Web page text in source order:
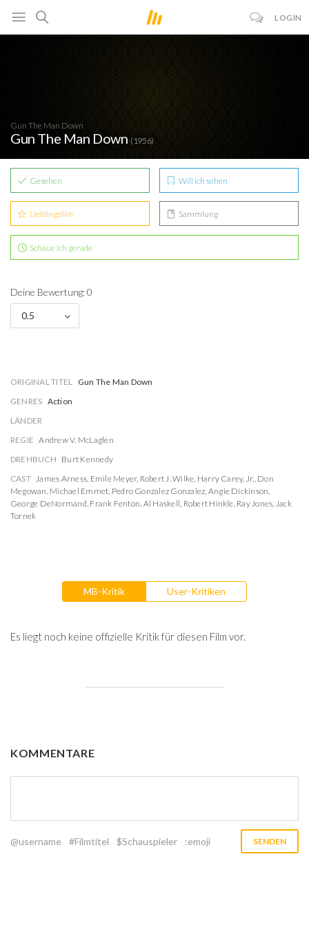
LOGIN
Gun The Man Down
Gun The Man Down (1956)
Gesehen Will ich sehen
Lieblingsfilm Sammlung
Schaue ich gerade
Deine Bewertung: 0
0.5
ORIGINAL TITEL Gun The Man Down
GENRES Action
LÄNDER
REGIE Andrew V. McLaglen
DREHBUCH Burt Kennedy
CAST James Arness, Emile Meyer, Robert J. Wilke, Harry Carey, Jr., Don
Megowan, Michael Emmet, Pedro Gonzalez Gonzalez, Angie Dickinson,
George DeNormand, Frank Fenton, Al Haskell, Robert Hinkle, Ray Jones, Jack
Tornek
MB-Kritik User-Kritiken
Es liegt noch keine offizielle Kritik für diesen Film vor.
KOMMENTARE
@username #Filmtitel $Schauspieler :emoji